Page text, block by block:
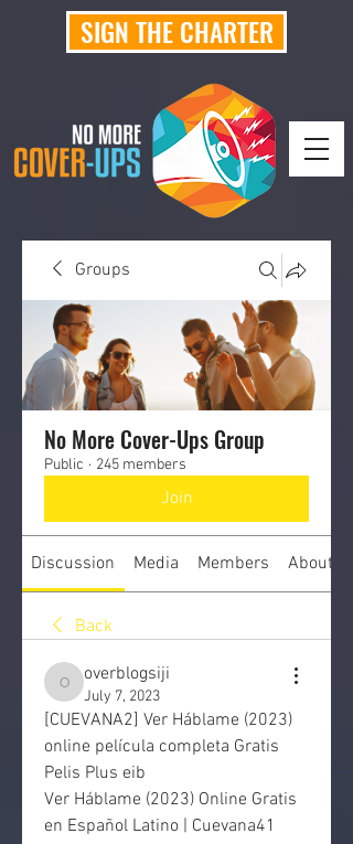
SIGN THE CHARTER
Groups
No More Cover-Ups Group
Public · 245 members
Join
Discussion Media Members About
Back
overblogsiji
overblogsiji
July 7, 2023
[CUEVANA2] Ver Háblame (2023)
online película completa Gratis
Pelis Plus eib
Ver Háblame (2023) Online Gratis
en Español Latino | Cuevana41